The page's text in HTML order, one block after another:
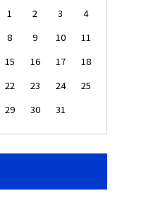
1 2 3
4
8 9 10
11
15 16 17
18
22 23 24
25
29 30 31